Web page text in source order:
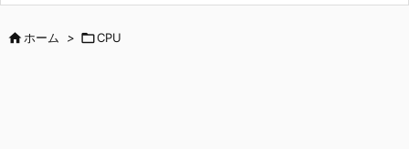
ホーム > CPU